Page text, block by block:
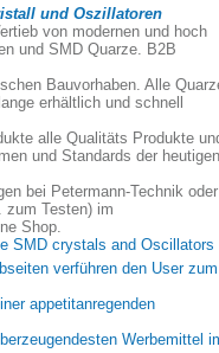
und Oszillatoren
von modernen und hoch
und SMD Quarze. B2B
Bauvorhaben. Alle
erhältlich und schnell
alle Qualitäts Produkte
und Standards der heutigen
bei Petermann-Technik oder
zum Testen) im
Shop.
SMD crystals and Oscillators
verführen den User zum
appetitanregenden
Werbemittel